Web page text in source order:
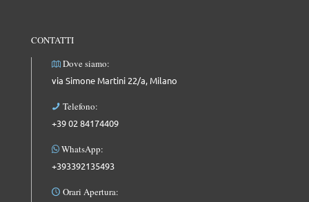
CONTATTI
Dove siamo:
via Simone Martini 22/a, Milano
Telefono:
+39 02 84174409
WhatsApp:
+393392135493
Orari Apertura: